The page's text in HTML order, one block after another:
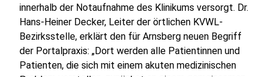
innerhalb der Notaufnahme des Klinikums versorgt. Dr.
Hans-Heiner Decker, Leiter der örtlichen KVWL-
Bezirksstelle, erklärt den für Arnsberg neuen Begriff
der Portalpraxis: „Dort werden alle Patientinnen und
Patienten, die sich mit einem akuten medizinischen